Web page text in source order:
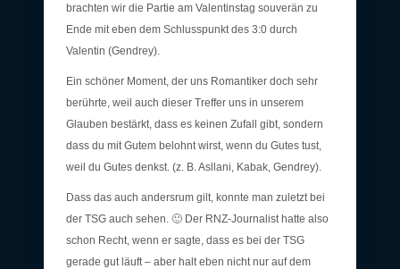
brachten wir die Partie am Valentinstag souverän zu
Ende mit eben dem Schlusspunkt des 3:0 durch
Valentin (Gendrey).
Ein schöner Moment, der uns Romantiker doch sehr
berührte, weil auch dieser Treffer uns in unserem
Glauben bestärkt, dass es keinen Zufall gibt, sondern
dass du mit Gutem belohnt wirst, wenn du Gutes tust,
weil du Gutes denkst. (z. B. Asllani, Kabak, Gendrey).
Dass das auch andersrum gilt, konnte man zuletzt bei
der TSG auch sehen. 🙂 Der RNZ-Journalist hatte also
schon Recht, wenn er sagte, dass es bei der TSG
gerade gut läuft – aber halt eben nicht nur auf dem